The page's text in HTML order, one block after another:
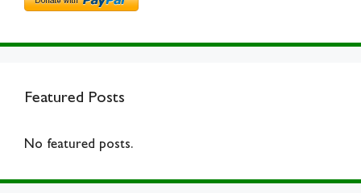
Featured Posts
No featured posts.